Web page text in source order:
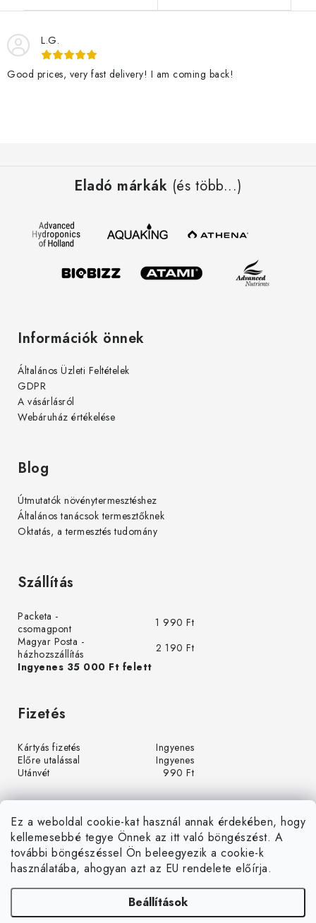
Ez a weboldal cookie-kat használ annak érdekében, hogy
kellemesebbé tegye Önnek az itt való böngészést. A
további böngészéssel Ön beleegyezik a cookie-k
használatába, ahogyan azt az EU rendelete előírja.
Beállítások
L.G.
Good prices, very fast delivery! I am coming back!
Eladó márkák (és több...)
Információk önnek
Általános Üzleti Feltételek
GDPR
A vásárlásról
Webáruház értékelése
Blog
Útmutatók növénytermesztéshez
Általános tanácsok termesztőknek
Oktatás, a termesztés tudomány
Szállítás
Packeta -
csomagpont
1 990 Ft
Magyar Posta -
házhozszállítás
2 190 Ft
Ingyenes 35 000 Ft felett
Fizetés
Kártyás fizetés
Ingyenes
Előre utalással
Ingyenes
Utánvét
990 Ft